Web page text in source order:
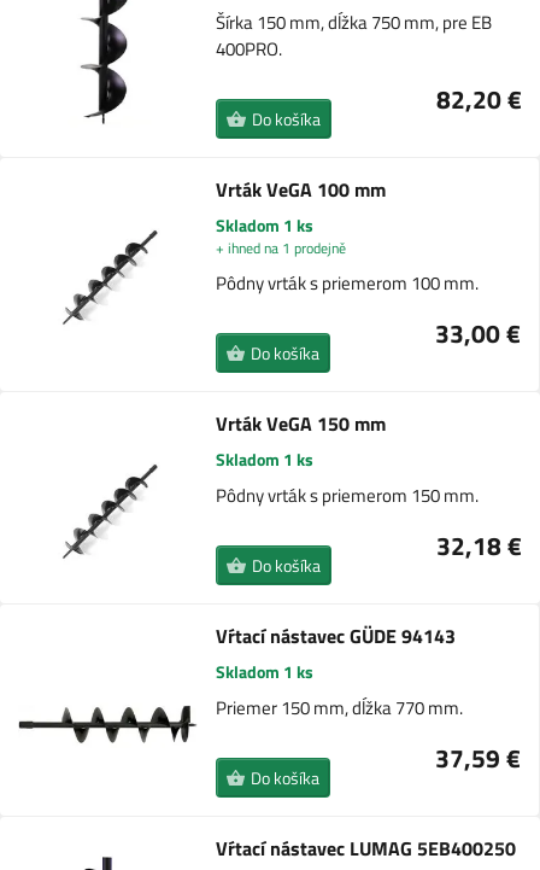
Šírka 150 mm, dĺžka 750 mm, pre EB
400PRO.
82,20 €
Do košíka
Vrták VeGA 100 mm
Skladom 1 ks
+ ihned na 1 prodejně
Pôdny vrták s priemerom 100 mm.
33,00 €
Do košíka
Vrták VeGA 150 mm
Skladom 1 ks
Pôdny vrták s priemerom 150 mm.
32,18 €
Do košíka
Vŕtací nástavec GÜDE 94143
Skladom 1 ks
Priemer 150 mm, dĺžka 770 mm.
37,59 €
Do košíka
Vŕtací nástavec LUMAG 5EB400250